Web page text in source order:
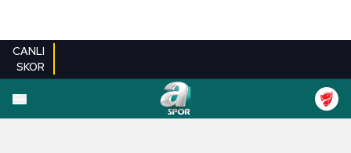
CANLI
SKOR
FUTBOL